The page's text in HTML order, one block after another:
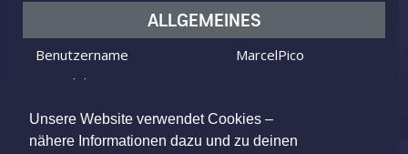
Unsere Website verwendet Cookies –
nähere Informationen dazu und zu deinen
ALLGEMEINES
Benutzername
MarcelPico
Ich bin
Ich suche
eine Frau
Alter
35 Jahre alt